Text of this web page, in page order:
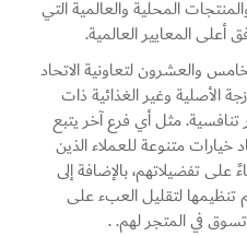
المحلية والعالمية التي
أعلى المعايير العالمية.
والعشرون لتعاونية الاتحاد
الأصلية وغير الغذائية ذات
تنافسية. مثل أي فرع آخر يتبع
خيارات متنوعة للعملاء الذين
على تفضيلاتهم، بالإضافة إلى
تنظيمها لتقليل العبء على
في المتجر لهم. .